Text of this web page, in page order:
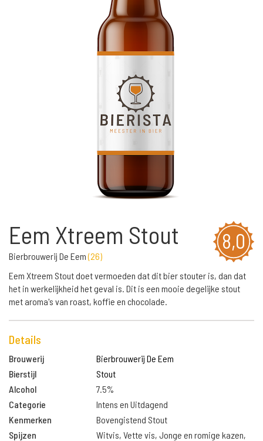
8,0
Eem Xtreem Stout
Bierbrouwerij De Eem(26)
Eem Xtreem Stout doet vermoeden dat dit bier stouter is, dan dat
het in werkelijkheid het geval is. Dit is een mooie degelijke stout
met aroma's van roast, koffie en chocolade.
Details
Brouwerij
Bierbrouwerij De Eem
Bierstijl
Stout
Alcohol
7.5%
Categorie
Intens en Uitdagend
Kenmerken
Bovengistend Stout
Spijzen
Witvis, Vette vis, Jonge en romige kazen,